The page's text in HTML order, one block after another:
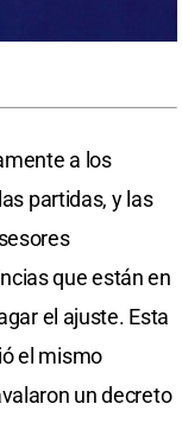
a los
partidas, y las
que están en
el ajuste. Esta
el mismo
un decreto